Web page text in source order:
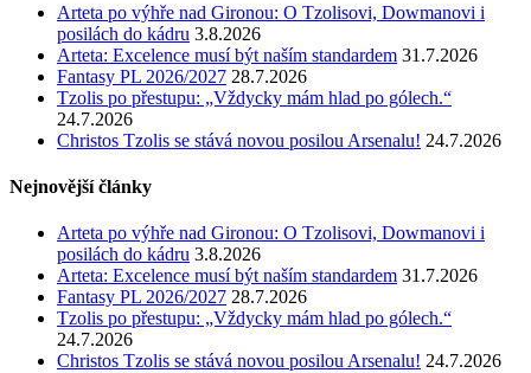
Arteta po výhře nad Gironou: O Tzolisovi, Dowmanovi i
posilách do kádru 3.8.2026
Arteta: Excelence musí být naším standardem 31.7.2026
Fantasy PL 2026/2027 28.7.2026
Tzolis po přestupu: „Vždycky mám hlad po gólech.“
24.7.2026
Christos Tzolis se stává novou posilou Arsenalu! 24.7.2026
Nejnovější články
Arteta po výhře nad Gironou: O Tzolisovi, Dowmanovi i
posilách do kádru 3.8.2026
Arteta: Excelence musí být naším standardem 31.7.2026
Fantasy PL 2026/2027 28.7.2026
Tzolis po přestupu: „Vždycky mám hlad po gólech.“
24.7.2026
Christos Tzolis se stává novou posilou Arsenalu! 24.7.2026